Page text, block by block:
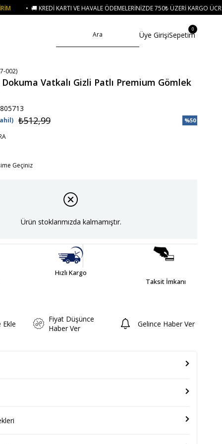
VE HAVALE ÖDEMELERINIZDE 750₺ ÜZERI KARGO ÜCRETSIZ • 🛍️ YENI
Üye GirişiSepetim
0
002)
Dokuma Vatkalı Gizli Patlı Premium Gömlek
%50
₺512,99
Geçiniz
Ürün stoklarımızda kalmamıştır.
Hızlı Kargo
Taksit İmkanı
Ekle
Fiyat Düşünce
Haber Ver
Gelince Haber Ver